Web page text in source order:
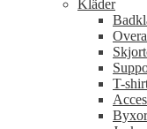
Kläder
T-
Byxor